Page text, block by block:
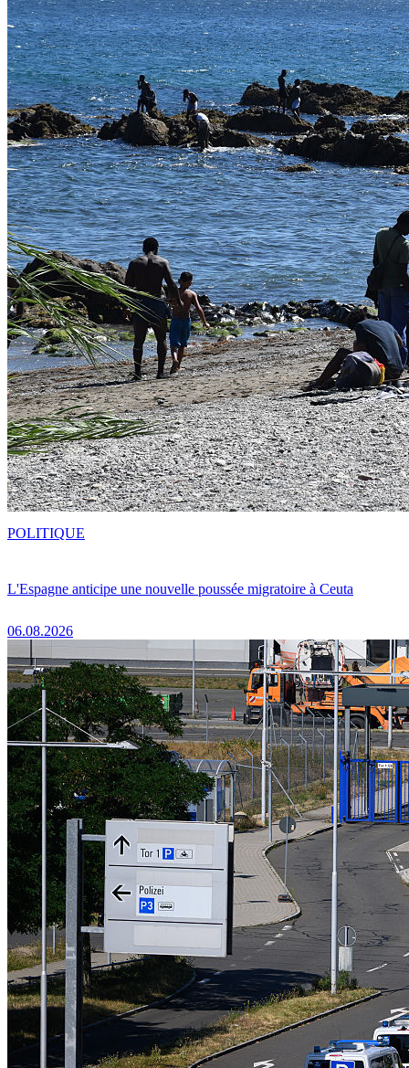
L'Espagne anticipe une nouvelle poussée migratoire à Ceuta
06.08.2026
POLITIQUE